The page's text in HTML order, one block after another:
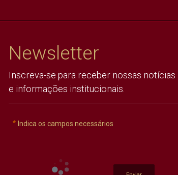
Newsletter
Inscreva-se para receber nossas notícias
e informações institucionais.
Indica os campos necessários